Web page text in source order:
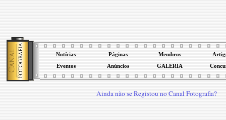
Notícias Páginas Membros
Eventos Anúncios GALERIA
Ainda não se Registou no Canal Fotografia?